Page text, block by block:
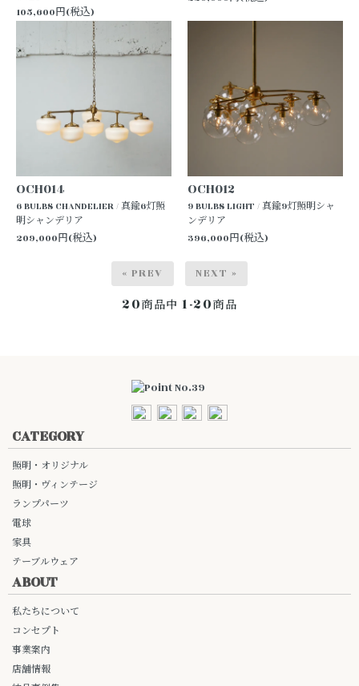
105,600円(税込)
OCH014
6 BULBS CHANDELIER / 真鍮6灯照
明シャンデリア
209,000円(税込)
OCH012
9 BULBS LIGHT / 真鍮9灯照明シャ
ンデリア
396,000円(税込)
« PREV NEXT »
20商品中 1-20商品
CATEGORY
照明・オリジナル
照明・ヴィンテージ
ランプパーツ
電球
家具
テーブルウェア
ABOUT
私たちについて
コンセプト
事業案内
店舗情報